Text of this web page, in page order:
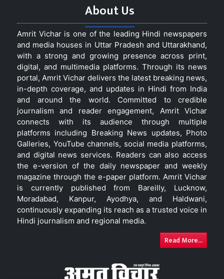
About Us
Amrit Vichar is one of the leading Hindi newspapers
and media houses in Uttar Pradesh and Uttarakhand,
with a strong and growing presence across print,
digital, and multimedia platforms. Through its news
portal, Amrit Vichar delivers the latest breaking news,
in-depth coverage, and updates in Hindi from India
and around the world. Committed to credible
journalism and reader engagement, Amrit Vichar
connects with its audience through multiple
platforms including Breaking News updates, Photo
Galleries, YouTube channels, social media platforms,
and digital news services. Readers can also access
the e-version of the daily newspaper and weekly
magazine through the e-paper platform. Amrit Vichar
is currently published from Bareilly, Lucknow,
Moradabad, Kanpur, Ayodhya, and Haldwani,
continuously expanding its reach as a trusted voice in
Hindi journalism and regional media.
Read More...